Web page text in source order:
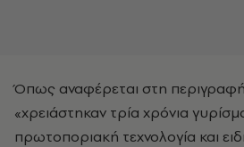
Όπως αναφέρεται στη
«χρειάστηκαν τρία χρόνια
πρωτοποριακή τεχνολογία και